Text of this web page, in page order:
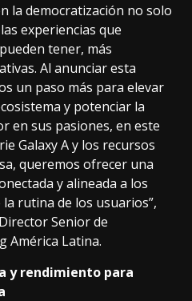
la democratización no solo
experiencias que
tener, más
Al anunciar esta
un paso más para elevar
y potenciar la
en sus pasiones, en este
Galaxy A y los recursos
queremos ofrecer una
y alineada a los
rutina de los usuarios”,
Senior de
América Latina.
y rendimiento para